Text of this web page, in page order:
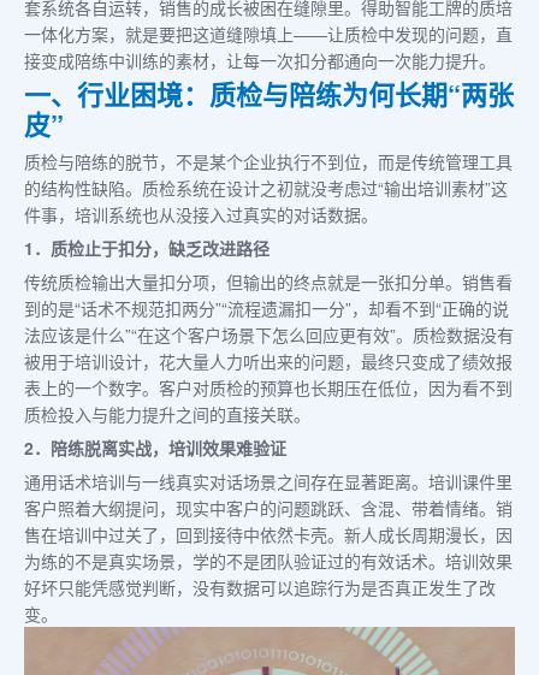
套系统各自运转，销售的成长被困在缝隙里。得助智能工牌的质培
一体化方案，就是要把这道缝隙填上——让质检中发现的问题，直
接变成陪练中训练的素材，让每一次扣分都通向一次能力提升。
一、行业困境：质检与陪练为何长期“两张
皮”
质检与陪练的脱节，不是某个企业执行不到位，而是传统管理工具
的结构性缺陷。质检系统在设计之初就没考虑过“输出培训素材”这
件事，培训系统也从没接入过真实的对话数据。
1．质检止于扣分，缺乏改进路径
传统质检输出大量扣分项，但输出的终点就是一张扣分单。销售看
到的是“话术不规范扣两分”“流程遗漏扣一分”，却看不到“正确的说
法应该是什么”“在这个客户场景下怎么回应更有效”。质检数据没有
被用于培训设计，花大量人力听出来的问题，最终只变成了绩效报
表上的一个数字。客户对质检的预算也长期压在低位，因为看不到
质检投入与能力提升之间的直接关联。
2．陪练脱离实战，培训效果难验证
通用话术培训与一线真实对话场景之间存在显著距离。培训课件里
客户照着大纲提问，现实中客户的问题跳跃、含混、带着情绪。销
售在培训中过关了，回到接待中依然卡壳。新人成长周期漫长，因
为练的不是真实场景，学的不是团队验证过的有效话术。培训效果
好坏只能凭感觉判断，没有数据可以追踪行为是否真正发生了改
变。